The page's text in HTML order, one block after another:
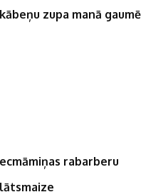
zupa manā gaumē
rabarberu